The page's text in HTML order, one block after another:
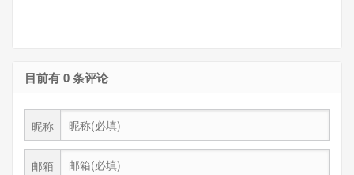
目前有 0 条评论
昵称
邮箱